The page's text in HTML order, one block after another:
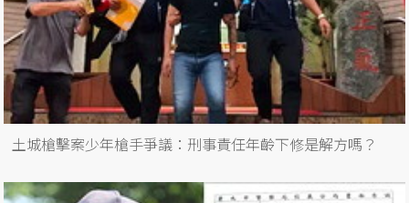
土城槍擊案少年槍手爭議：刑事責任年齡下修是解方嗎？